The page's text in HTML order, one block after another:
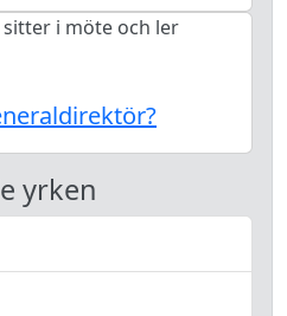
yrken